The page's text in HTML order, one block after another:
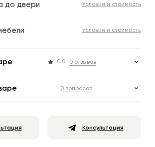
до двери Условия и стоимость
Условия и стоимость
0.0 0 отзывов
0 вопросов
Консультация